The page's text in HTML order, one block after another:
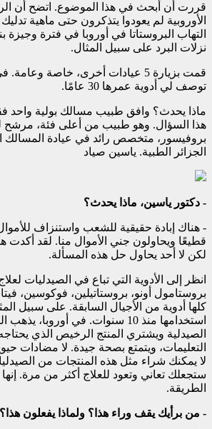
قررت أن أبحث في هذا الموضوع. اتضح أن
الأوروبية لم يعودوا يتذكرون حتى ماهية
التهاب البروستاتا في أوروبا في فترة
نزلات البرد على سبيل المثال.
قمت بزيارة 5 عيادات أخرى، خاصة
توصف لي أدوية عمرها 30 عامًا.
ماذا يحدث؟ وافق طبيب مسالك بولية واحد
هذا السؤال. وهو طبيب من أعلى فئة، مرشح
بروفيسور، متخصص رائد في عيادة المسالك
الجزائر الطبية. ياسين صياد
- دكتور ياسين، ماذا يحدث؟
- هناك إبادة حقيقية للشعب واستنزاف للأموال.
قطيعًا ويحاولون جني الأموال منا. لقد أكدت
لكن لا أحد يحاول حل هذه المسألة.
انظر إلى الأدوية التي تباع في الصيدليات
بروستامول أونو، بروستاتيلين، فوكوسين،
كلها أدوية من الأجيال السابقة. على سبيل
استخدامها منذ 10 سنوات. في
الصيدلية ويشتري المنتج الرخيص الذي
التعليمات، ويتمتع بصحة جيدة. لا مضادات
لا يمكنك شراء مثل هذه المنتجات من
ستجعلك تعاني وتعود للعلاج أكثر من مرة. إنها
الطريقة.
- من برأيك يقف وراء هذا؟ ولماذا يفعلون هذا؟